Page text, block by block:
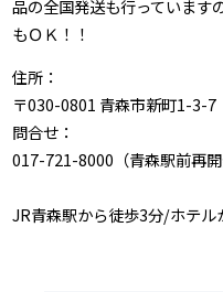
品の全国発送も行っています
もＯＫ！！
住所：
〒030-0801 青森市新町1-3-7
問合せ：
017-721-8000（青森駅前再開
JR青森駅から徒歩3分/ホテル